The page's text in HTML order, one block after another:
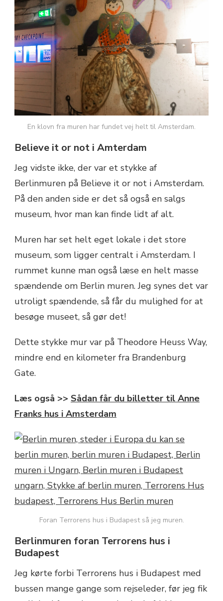
En klovn fra muren har fundet vej helt til Amsterdam.
Believe it or not i Amterdam
Jeg vidste ikke, der var et stykke af
Berlinmuren på Believe it or not i Amsterdam.
På den anden side er det så også en salgs
museum, hvor man kan finde lidt af alt.
Muren har set helt eget lokale i det store
museum, som ligger centralt i Amsterdam. I
rummet kunne man også læse en helt masse
spændende om Berlin muren. Jeg synes det var
utroligt spændende, så får du mulighed for at
besøge museet, så gør det!
Dette stykke mur var på Theodore Heuss Way,
mindre end en kilometer fra Brandenburg
Gate.
Læs også >> Sådan får du billetter til Anne
Franks hus i Amsterdam
Foran Terrorens hus i Budapest så jeg muren.
Berlinmuren foran Terrorens hus i
Budapest
Jeg kørte forbi Terrorens hus i Budapest med
bussen mange gange som rejseleder, før jeg fik